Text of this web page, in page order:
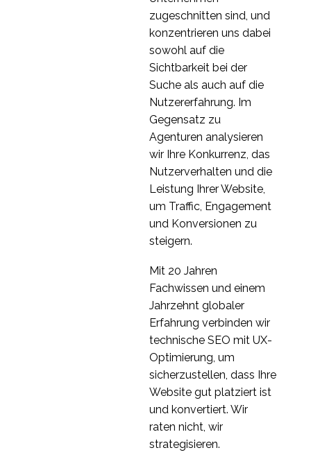
zugeschnitten sind, und
konzentrieren uns dabei
sowohl auf die
Sichtbarkeit bei der
Suche als auch auf die
Nutzererfahrung. Im
Gegensatz zu
Agenturen analysieren
wir Ihre Konkurrenz, das
Nutzerverhalten und die
Leistung Ihrer Website,
um Traffic, Engagement
und Konversionen zu
steigern.
Mit 20 Jahren
Fachwissen und einem
Jahrzehnt globaler
Erfahrung verbinden wir
technische SEO mit UX-
Optimierung, um
sicherzustellen, dass Ihre
Website gut platziert ist
und konvertiert. Wir
raten nicht, wir
strategisieren.